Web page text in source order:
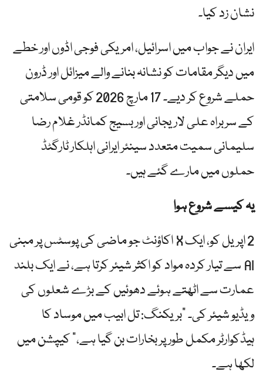
نشان زد کیا۔
ایران نے جواب میں اسرائیل، امریکی فوجی اڈوں اور خطے
میں دیگر مقامات کو نشانہ بنانے والے میزائل اور ڈرون
حملے شروع کر دیے۔ 17 مارچ 2026 کو قومی سلامتی
کے سربراہ علی لاریجانی اور بسیج کمانڈر غلام رضا
سلیمانی سمیت متعدد سینئر ایرانی اہلکار ٹارگٹڈ
حملوں میں مارے گئے ہیں۔
یہ کیسے شروع ہوا
2 اپریل کو، ایک X اکاؤنٹ جو ماضی کی پوسٹس پر مبنی
AI سے تیار کردہ مواد کو اکثر شیئر کرتا ہے، نے ایک بلند
عمارت سے اٹھتے ہوئے دھوئیں کے بڑے شعلوں کی
ویڈیو شیئر کی۔ "بریکنگ: تل ابیب میں موساد کا
ہیڈکوارٹر مکمل طور پر بخارات بن گیا ہے،” کیپشن میں
لکھا ہے۔